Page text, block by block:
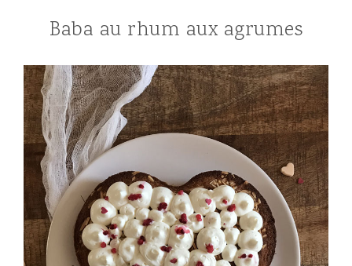
Baba au rhum aux agrumes